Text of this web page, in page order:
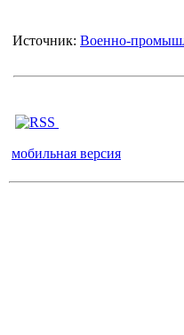
Источник: Военно-
мобильная версия